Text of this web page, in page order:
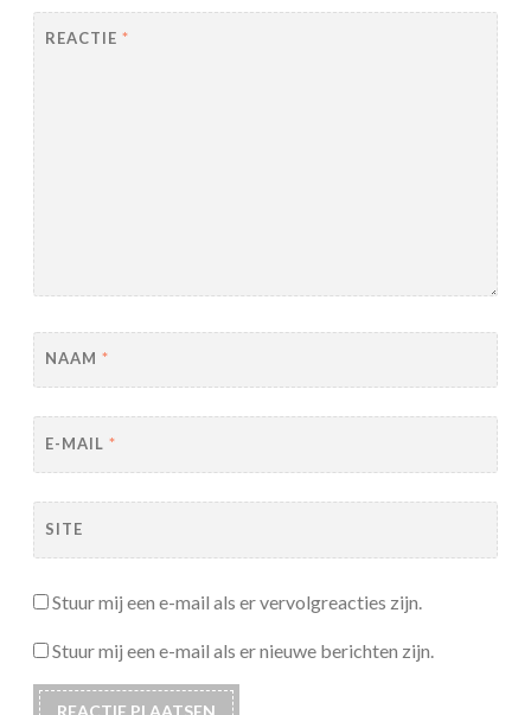
REACTIE *
NAAM *
E-MAIL *
SITE
Stuur mij een e-mail als er vervolgreacties zijn.
Stuur mij een e-mail als er nieuwe berichten zijn.